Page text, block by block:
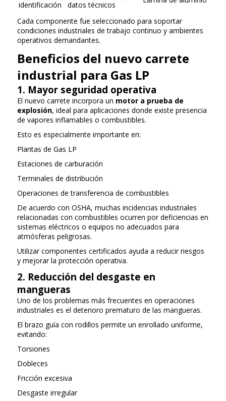
identificación
datos técnicos
Cada componente fue seleccionado para soportar
condiciones industriales de trabajo continuo y ambientes
operativos demandantes.
Beneficios del nuevo carrete
industrial para Gas LP
1. Mayor seguridad operativa
El nuevo carrete incorpora un motor a prueba de
explosión, ideal para aplicaciones donde existe presencia
de vapores inflamables o combustibles.
Esto es especialmente importante en:
Plantas de Gas LP
Estaciones de carburación
Terminales de distribución
Operaciones de transferencia de combustibles
De acuerdo con OSHA, muchas incidencias industriales
relacionadas con combustibles ocurren por deficiencias en
sistemas eléctricos o equipos no adecuados para
atmósferas peligrosas.
Utilizar componentes certificados ayuda a reducir riesgos
y mejorar la protección operativa.
2. Reducción del desgaste en
mangueras
Uno de los problemas más frecuentes en operaciones
industriales es el deterioro prematuro de las mangueras.
El brazo guía con rodillos permite un enrollado uniforme,
evitando:
Torsiones
Dobleces
Fricción excesiva
Desgaste irregular